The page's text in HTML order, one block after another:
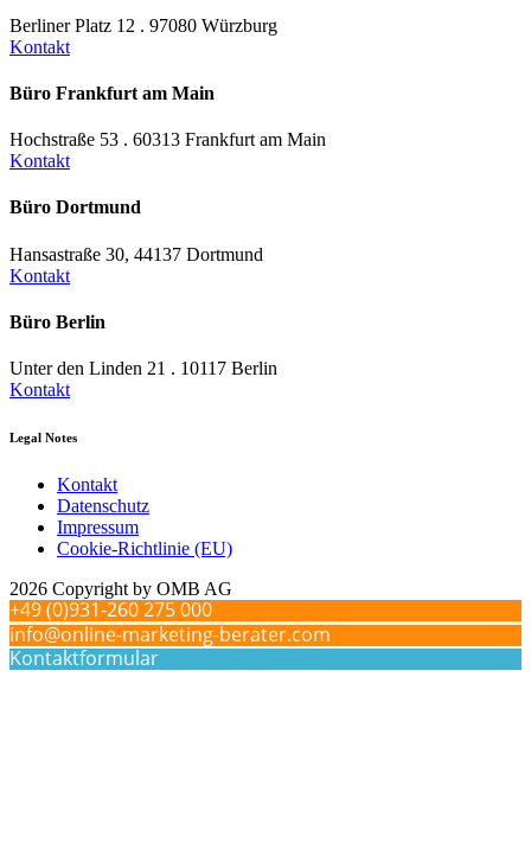
Berliner Platz 12 . 97080 Würzburg
Kontakt
Büro Frankfurt am Main
Hochstraße 53 . 60313 Frankfurt am Main
Kontakt
Büro Dortmund
Hansastraße 30, 44137 Dortmund
Kontakt
Büro Berlin
Unter den Linden 21 . 10117 Berlin
Kontakt
Legal Notes
Kontakt
Datenschutz
Impressum
Cookie-Richtlinie (EU)
2026 Copyright by OMB AG
+49 (0)931-260 275 000
info@online-marketing-berater.com
Kontaktformular